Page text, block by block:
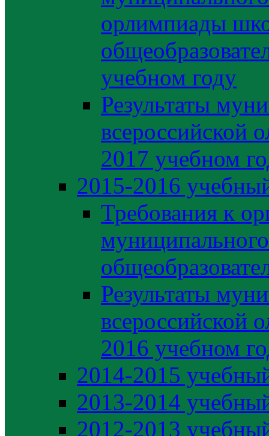
орлимпиады
учебном году
Результаты
всероссийской
2017 учебном
2015-2016
Требования к
Результаты
всероссийской
2016 учебном
2014-2015
2013-2014
2012-2013